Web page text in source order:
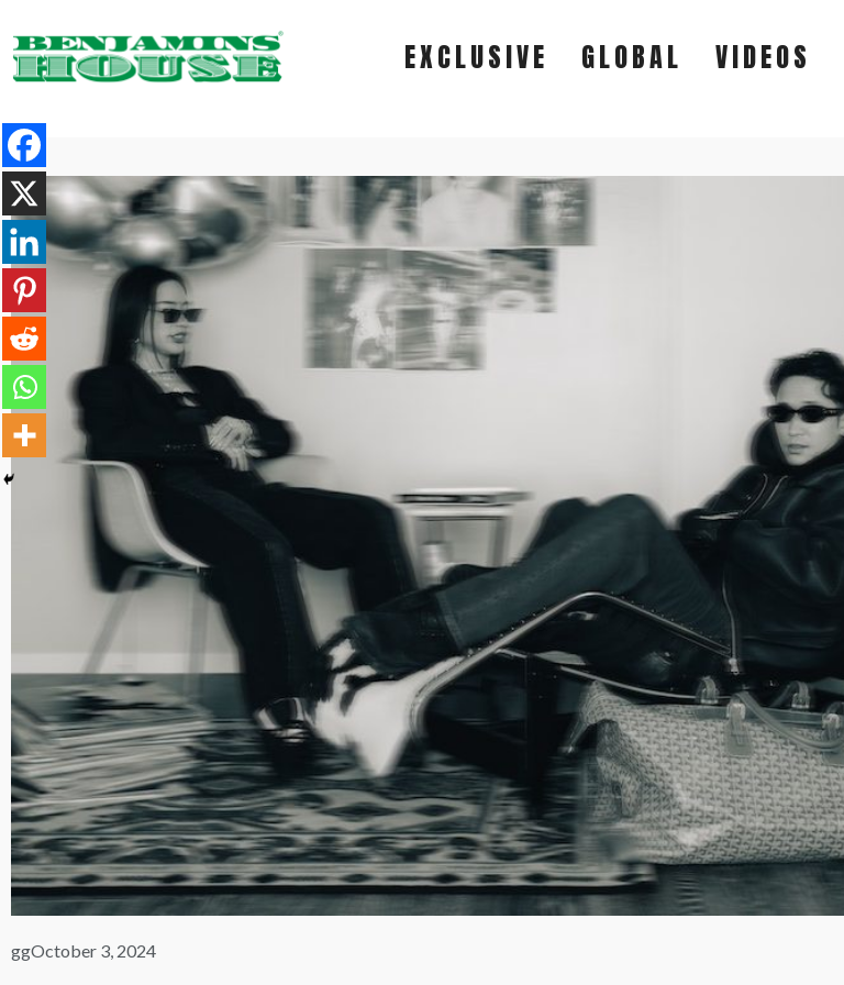
EXCLUSIVE GLOBAL VIDEOS
EXCLUSIVE
GALLERY
LOGIN
ggOctober 3, 2024